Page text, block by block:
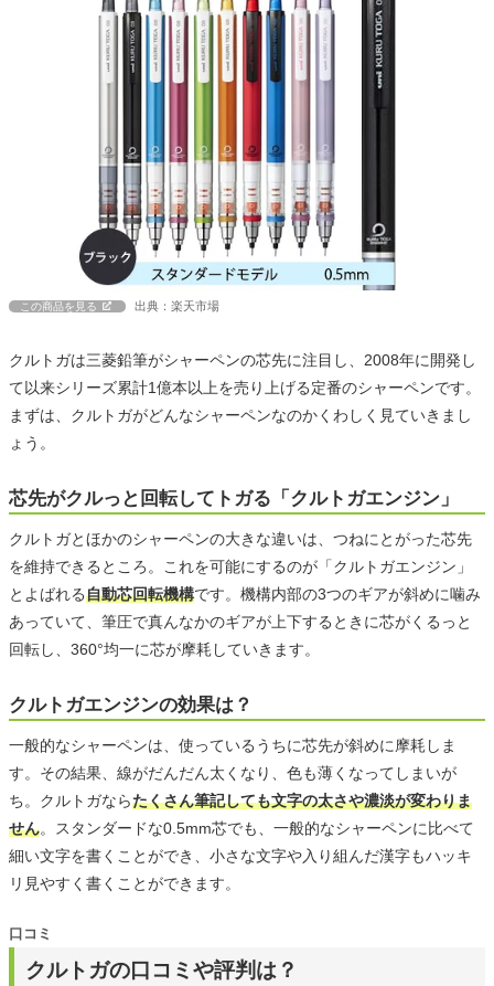
この商品を見る 出典：楽天市場
クルトガは三菱鉛筆がシャーペンの芯先に注目し、2008年に開発し
て以来シリーズ累計1億本以上を売り上げる定番のシャーペンです。
まずは、クルトガがどんなシャーペンなのかくわしく見ていきまし
ょう。
芯先がクルっと回転してトガる「クルトガエンジン」
クルトガとほかのシャーペンの大きな違いは、つねにとがった芯先
を維持できるところ。これを可能にするのが「クルトガエンジン」
とよばれる自動芯回転機構です。機構内部の3つのギアが斜めに噛み
あっていて、筆圧で真んなかのギアが上下するときに芯がくるっと
回転し、360°均一に芯が摩耗していきます。
クルトガエンジンの効果は？
一般的なシャーペンは、使っているうちに芯先が斜めに摩耗しま
す。その結果、線がだんだん太くなり、色も薄くなってしまいが
ち。クルトガならたくさん筆記しても文字の太さや濃淡が変わりま
せん。スタンダードな0.5mm芯でも、一般的なシャーペンに比べて
細い文字を書くことができ、小さな文字や入り組んだ漢字もハッキ
リ見やすく書くことができます。
クルトガの口コミや評判は？
口コミ